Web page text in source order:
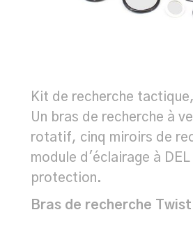
Kit de recherche
Un bras de recherche à
rotatif, cinq miroirs de
module d'éclairage à
protection.
Bras de recherche